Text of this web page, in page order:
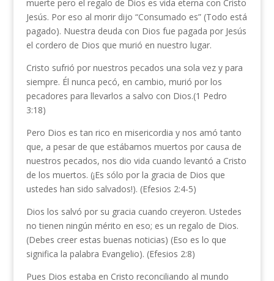
muerte pero el regalo de Dios es vida eterna con Cristo
Jesús. Por eso al morir dijo “Consumado es” (Todo está
pagado). Nuestra deuda con Dios fue pagada por Jesús
el cordero de Dios que murió en nuestro lugar.
Cristo sufrió por nuestros pecados una sola vez y para
siempre. Él nunca pecó, en cambio, murió por los
pecadores para llevarlos a salvo con Dios.(1 Pedro
3:18)
Pero Dios es tan rico en misericordia y nos amó tanto
que, a pesar de que estábamos muertos por causa de
nuestros pecados, nos dio vida cuando levantó a Cristo
de los muertos. (¡Es sólo por la gracia de Dios que
ustedes han sido salvados!). (Efesios 2:4-5)
Dios los salvó por su gracia cuando creyeron. Ustedes
no tienen ningún mérito en eso; es un regalo de Dios.
(Debes creer estas buenas noticias) (Eso es lo que
significa la palabra Evangelio). (Efesios 2:8)
Pues Dios estaba en Cristo reconciliando al mundo